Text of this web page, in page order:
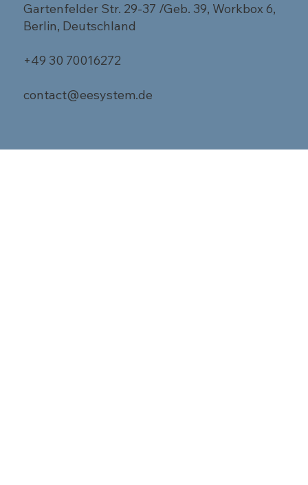
Gartenfelder Str. 29-37 /Geb. 39, Workbox 6,
Berlin, Deutschland
+49 30 70016272
contact@eesystem.de